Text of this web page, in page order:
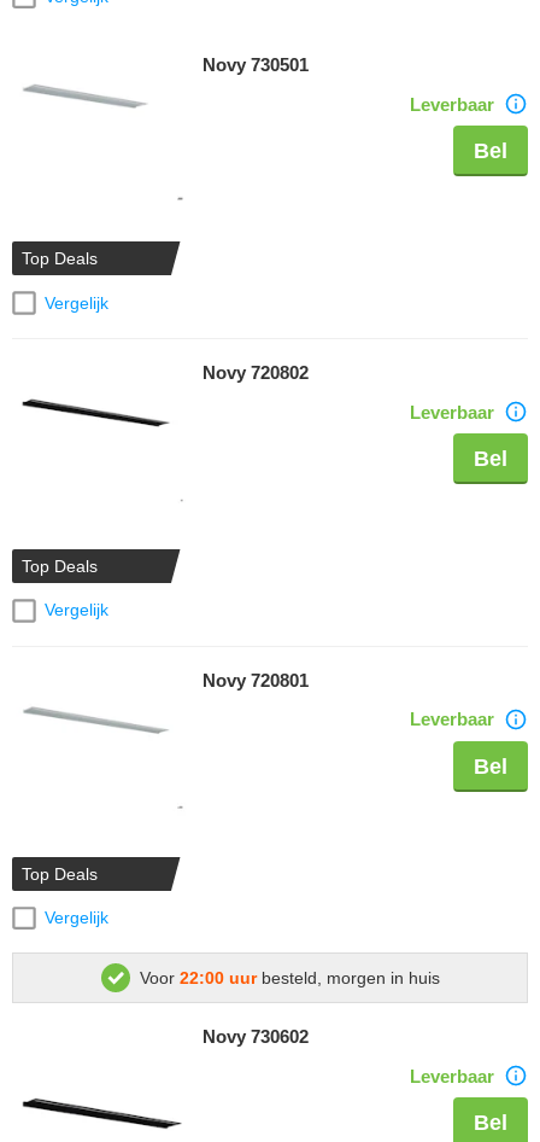
Top Deals
Vergelijk
Novy 730501
Leverbaar
Bel
Top Deals
Vergelijk
Novy 720802
Leverbaar
Bel
Top Deals
Vergelijk
Novy 720801
Leverbaar
Bel
Voor 22:00 uurbesteld, morgen in huis
Novy 730602
Leverbaar
Bel